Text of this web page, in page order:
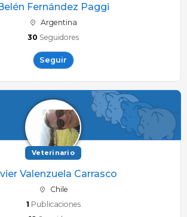
Fernández Paggi
Argentina
30 Seguidores
Seguir
Veterinario
Valenzuela Carrasco
Chile
1 Publicaciones